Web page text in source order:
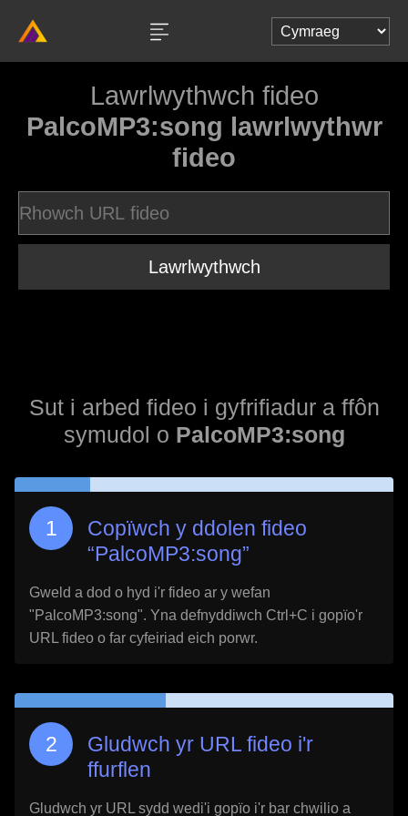
Lawrlwythwch fideo
PalcoMP3:song lawrlwythwr
fideo
Lawrlwythwch
Sut i arbed fideo i gyfrifiadur a ffôn
symudol o PalcoMP3:song
Copïwch y ddolen fideo
“PalcoMP3:song”
Gweld a dod o hyd i'r fideo ar y wefan
"PalcoMP3:song". Yna defnyddiwch Ctrl+C i gopïo'r
URL fideo o far cyfeiriad eich porwr.
Gludwch yr URL fideo i'r
ffurflen
Gludwch yr URL sydd wedi'i gopïo i'r bar chwilio a